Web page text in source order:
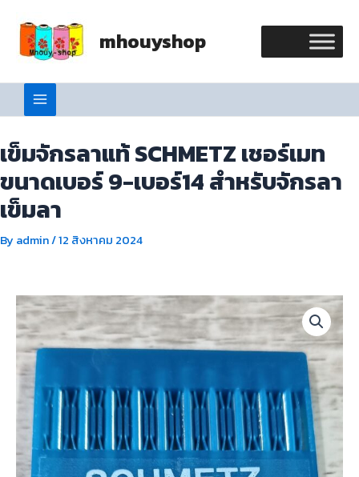
content
mhouyshop
Menu
เข็มจักรลาแท้ SCHMETZ เชอร์เมท
ขนาดเบอร์ 9-เบอร์14 สำหรับจักรลา
เข็มลา
By admin/12 สิงหาคม 2024